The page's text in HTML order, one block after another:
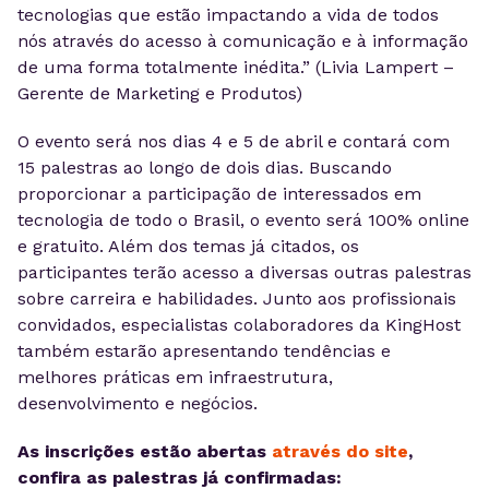
tecnologias que estão impactando a vida de todos
nós através do acesso à comunicação e à informação
de uma forma totalmente inédita.” (Livia Lampert –
Gerente de Marketing e Produtos)
O evento será nos dias 4 e 5 de abril e contará com
15 palestras ao longo de dois dias. Buscando
proporcionar a participação de interessados em
tecnologia de todo o Brasil, o evento será 100% online
e gratuito. Além dos temas já citados, os
participantes terão acesso a diversas outras palestras
sobre carreira e habilidades. Junto aos profissionais
convidados, especialistas colaboradores da KingHost
também estarão apresentando tendências e
melhores práticas em infraestrutura,
desenvolvimento e negócios.
As inscrições estão abertas através do site,
confira as palestras já confirmadas: